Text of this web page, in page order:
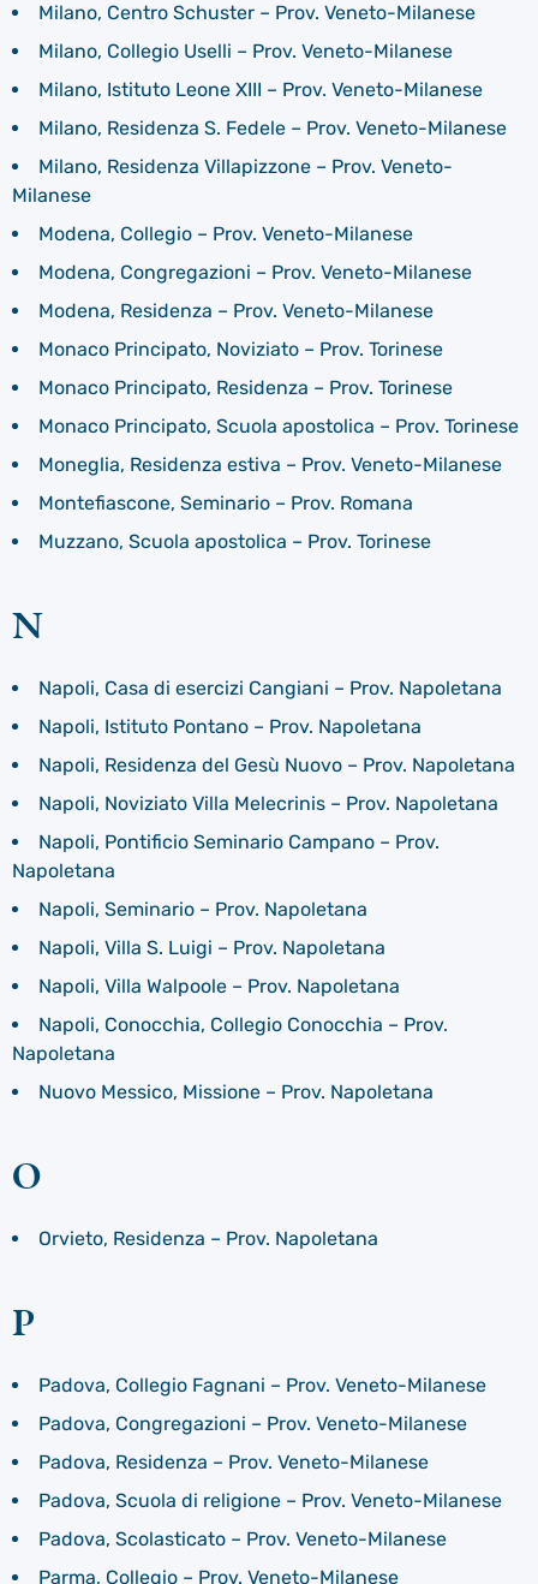
Milano, Centro Schuster – Prov. Veneto-Milanese
Milano, Collegio Uselli – Prov. Veneto-Milanese
Milano, Istituto Leone XIII – Prov. Veneto-Milanese
Milano, Residenza S. Fedele – Prov. Veneto-Milanese
Milano, Residenza Villapizzone – Prov. Veneto-
Milanese
Modena, Collegio – Prov. Veneto-Milanese
Modena, Congregazioni – Prov. Veneto-Milanese
Modena, Residenza – Prov. Veneto-Milanese
Monaco Principato, Noviziato – Prov. Torinese
Monaco Principato, Residenza – Prov. Torinese
Monaco Principato, Scuola apostolica – Prov. Torinese
Moneglia, Residenza estiva – Prov. Veneto-Milanese
Montefiascone, Seminario – Prov. Romana
Muzzano, Scuola apostolica – Prov. Torinese
N
Napoli, Casa di esercizi Cangiani – Prov. Napoletana
Napoli, Istituto Pontano – Prov. Napoletana
Napoli, Residenza del Gesù Nuovo – Prov. Napoletana
Napoli, Noviziato Villa Melecrinis – Prov. Napoletana
Napoli, Pontificio Seminario Campano – Prov.
Napoletana
Napoli, Seminario – Prov. Napoletana
Napoli, Villa S. Luigi – Prov. Napoletana
Napoli, Villa Walpoole – Prov. Napoletana
Napoli, Conocchia, Collegio Conocchia – Prov.
Napoletana
Nuovo Messico, Missione – Prov. Napoletana
O
Orvieto, Residenza – Prov. Napoletana
P
Padova, Collegio Fagnani – Prov. Veneto-Milanese
Padova, Congregazioni – Prov. Veneto-Milanese
Padova, Residenza – Prov. Veneto-Milanese
Padova, Scuola di religione – Prov. Veneto-Milanese
Padova, Scolasticato – Prov. Veneto-Milanese
Parma, Collegio – Prov. Veneto-Milanese